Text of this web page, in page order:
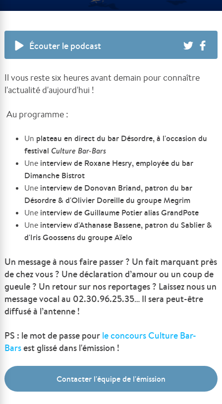
Écouter le podcast
Il vous reste six heures avant demain pour connaître
l'actualité d'aujourd'hui !
Au programme :
Un plateau en direct du bar Désordre, à l'occasion du
festival Culture Bar-Bars
Une interview de Roxane Hesry, employée du bar
Dimanche Bistrot
Une interview de Donovan Briand, patron du bar
Désordre & d'Olivier Doreille du groupe Megrim
Une interview de Guillaume Potier alias GrandPote
Une interview d'Athanase Bassene, patron du Sablier &
d'Iris Goossens du groupe Aïelo
Un message à nous faire passer ? Un fait marquant près
de chez vous ? Une déclaration d’amour ou un coup de
gueule ? Un retour sur nos reportages ? Laissez nous un
message vocal au 02.30.96.25.35… Il sera peut-être
diffusé à l’antenne !
PS : le mot de passe pour le concours Culture Bar-
Barsest glissé dans l'émission !
Contacter l'équipe de l'émission